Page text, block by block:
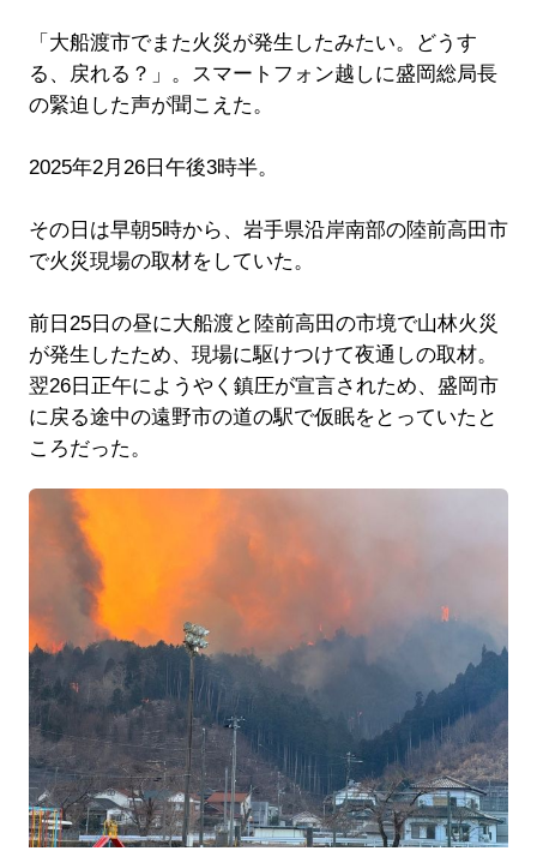
「大船渡市でまた火災が発生したみたい。どうす
る、戻れる？」。スマートフォン越しに盛岡総局長
の緊迫した声が聞こえた。
2025年2月26日午後3時半。
その日は早朝5時から、岩手県沿岸南部の陸前高田市
で火災現場の取材をしていた。
前日25日の昼に大船渡と陸前高田の市境で山林火災
が発生したため、現場に駆けつけて夜通しの取材。
翌26日正午にようやく鎮圧が宣言されため、盛岡市
に戻る途中の遠野市の道の駅で仮眠をとっていたと
ころだった。